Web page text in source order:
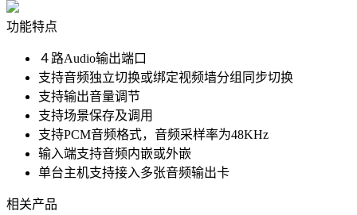
功能特点
４路Audio输出端口
支持音频独立切换或绑定视频墙分组同步切换
支持输出音量调节
支持场景保存及调用
支持PCM音频格式，音频采样率为48KHz
输入端支持音频内嵌或外嵌
单台主机支持接入多张音频输出卡
相关产品